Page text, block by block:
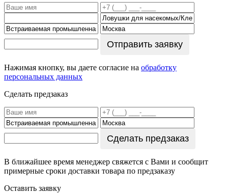
Отправить заявку
Нажимая кнопку, вы даете согласие на обработку
персональных данных
Сделать предзаказ
Сделать предзаказ
В ближайшее время менеджер свяжется с Вами и сообщит
примерные сроки доставки товара по предзаказу
Оставить заявку